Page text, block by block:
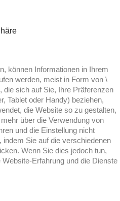
können Informationen in Ihrem
werden, meist in Form von \
sich auf Sie, Ihre Präferenzen
Tablet oder Handy) beziehen,
die Website so zu gestalten,
über die Verwendung von
und die Einstellung nicht
Sie auf die verschiedenen
Wenn Sie dies jedoch tun,
Erfahrung und die Dienste